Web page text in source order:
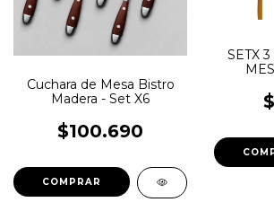
Cuchara de Mesa Bistro
Madera - Set X6
$100.690
SETX